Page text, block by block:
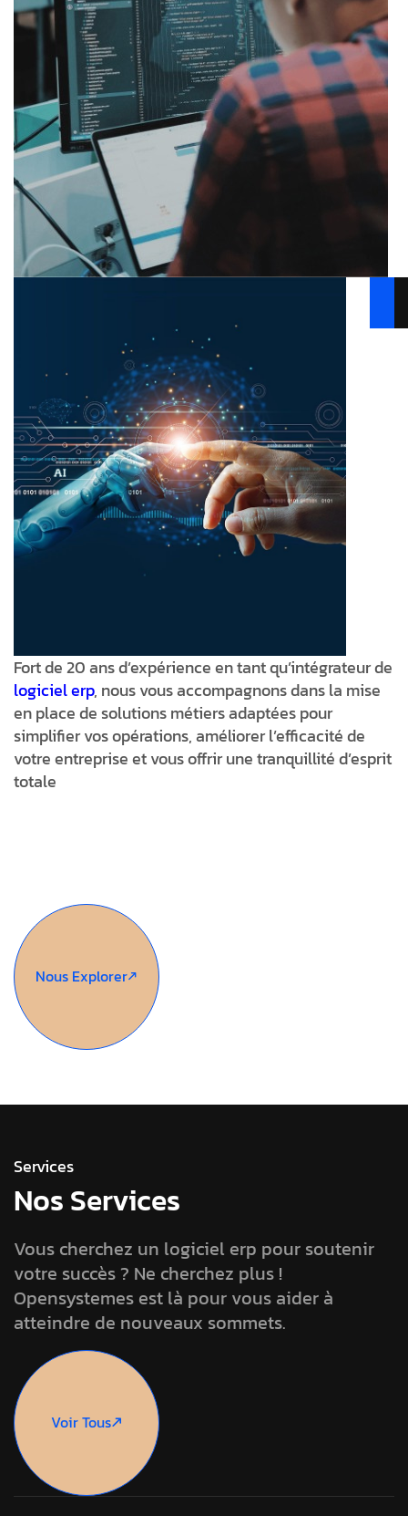
Fort de 20 ans d’expérience en tant qu’intégrateur de
logiciel erp, nous vous accompagnons dans la mise
en place de solutions métiers adaptées pour
simplifier vos opérations, améliorer l’efficacité de
votre entreprise et vous offrir une tranquillité d’esprit
totale
Nous Explorer
Services
Nos Services
Vous cherchez un logiciel erp pour soutenir
votre succès ? Ne cherchez plus !
Opensystemes est là pour vous aider à
atteindre de nouveaux sommets.
Voir Tous